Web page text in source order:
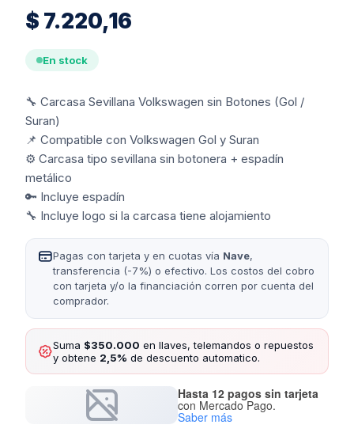
$ 7.220,16
En stock
🔧 Carcasa Sevillana Volkswagen sin Botones (Gol /
Suran)
📌 Compatible con Volkswagen Gol y Suran
⚙️ Carcasa tipo sevillana sin botonera + espadín
metálico
🔑 Incluye espadín
🔧 Incluye logo si la carcasa tiene alojamiento
Pagas con tarjeta y en cuotas vía Nave,
transferencia (-7%) o efectivo. Los costos del cobro
con tarjeta y/o la financiación corren por cuenta del
comprador.
Suma $350.000 en llaves, telemandos o repuestos
y obtene 2,5% de descuento automatico.
Hasta 12 pagos sin tarjeta
con Mercado Pago.
Saber más